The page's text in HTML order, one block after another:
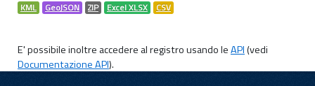
KML GeoJSON ZIP Excel XLSX CSV
E' possibile inoltre accedere al registro usando leAPI(vedi
Documentazione API).